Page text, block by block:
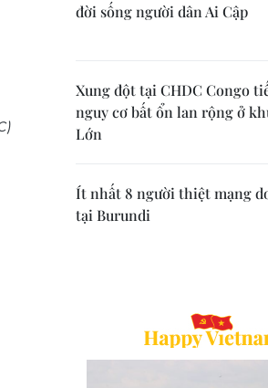
đời sống người dân Ai Cập
Xung đột tại CHDC Congo
nguy cơ bất ổn lan rộng ở
Lớn
Ít nhất 8 người thiệt mạng
tại Burundi